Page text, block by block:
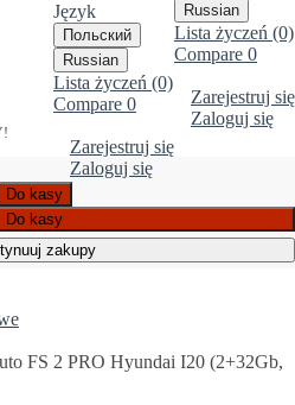
Russian
Lista życzeń (0)
Compare 0
Zarejestruj się
Zaloguj się
Język
Польский
Russian
Lista życzeń (0)
Compare 0
Zarejestruj się
Zaloguj się
Do kasy
Do kasy
zakupy
FS 2 PRO Hyundai I20 (2+32Gb,